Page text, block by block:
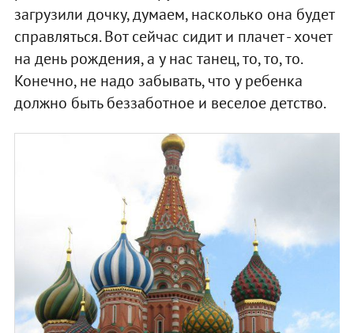
загрузили дочку, думаем, насколько она будет
справляться. Вот сейчас сидит и плачет - хочет
на день рождения, а у нас танец, то, то, то.
Конечно, не надо забывать, что у ребенка
должно быть беззаботное и веселое детство.